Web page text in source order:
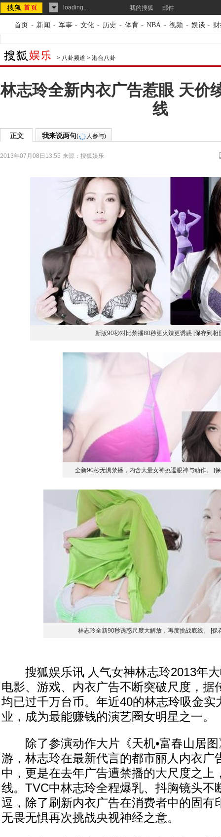
loading... 我的搜狐 邮件
首页 - 新闻 - 军事 - 文化 - 历史 - 体育 - NBA - 视频 - 娱谈 -
> 八卦频道 > 港台八卦
林志玲全新内衣广告惹眼 天价
线
正文 我来说两句( 人参与)
2013年07月08日13:55 来源： 搜狐娱乐
新版90秒对比禁播80秒更火辣更诱惑 [保存到相
全新90秒无惧禁播，内含大量女神挑逗眼神与动作。 [
林志玲全新90秒诱惑尺度大解放，再度挑战底线。 [保
搜狐娱乐讯 人气女神林志玲2013年大
电影、游戏、内衣广告不断突破尺度，据
均已过千万台币。年近40的林志玲吸金实
业，成为最能赚钱的演艺圈女明星之一。
除了参演动作大片《天机•富春山居图
游，林志玲在最新代言的都市丽人内衣广
中，更是在去年广告遭禁播的大尺度之上
线。TVC中林志玲全程爆乳、抖胸镜头不
逗，除了刷新内衣广告在消费者中的固有
无畏无惧再次挑战央视神经之意。